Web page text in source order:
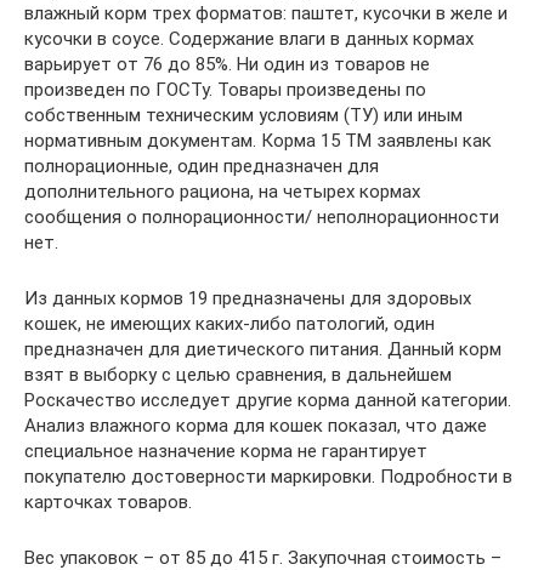
влажный корм трех форматов: паштет, кусочки в желе и
кусочки в соусе. Содержание влаги в данных кормах
варьирует от 76 до 85%. Ни один из товаров не
произведен по ГОСТу. Товары произведены по
собственным техническим условиям (ТУ) или иным
нормативным документам. Корма 15 ТМ заявлены как
полнорационные, один предназначен для
дополнительного рациона, на четырех кормах
сообщения о полнорационности/ неполнорационности
нет.
Из данных кормов 19 предназначены для здоровых
кошек, не имеющих каких-либо патологий, один
предназначен для диетического питания. Данный корм
взят в выборку с целью сравнения, в дальнейшем
Роскачество исследует другие корма данной категории.
Анализ влажного корма для кошек показал, что даже
специальное назначение корма не гарантирует
покупателю достоверности маркировки. Подробности в
карточках товаров.
Вес упаковок – от 85 до 415 г. Закупочная стоимость –